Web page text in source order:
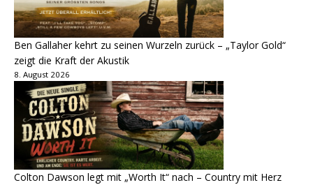
Ben Gallaher kehrt zu seinen Wurzeln zurück – „Taylor Gold“
zeigt die Kraft der Akustik
8. August 2026
Colton Dawson legt mit „Worth It“ nach – Country mit Herz